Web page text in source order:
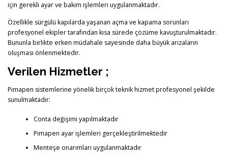
için gerekli ayar ve bakım işlemleri uygulanmaktadır.
Özellikle sürgülü kapılarda yaşanan açma ve kapama sorunları
profesyonel ekipler tarafından kısa sürede çözüme kavuşturulmaktadır.
Bununla birlikte erken müdahale sayesinde daha büyük arızaların
oluşması önlenmektedir.
Verilen Hizmetler ;
Pimapen sistemlerine yönelik birçok teknik hizmet profesyonel şekilde
sunulmaktadır:
Conta değişimi yapılmaktadır
Pimapen ayar işlemleri gerçekleştirilmektedir
Menteşe onarımları uygulanmaktadır